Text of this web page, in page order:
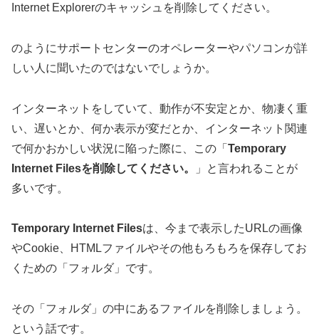
Internet Explorerのキャッシュを削除してください。
のようにサポートセンターのオペレーターやパソコンが詳
しい人に聞いたのではないでしょうか。
インターネットをしていて、動作が不安定とか、物凄く重
い、遅いとか、何か表示が変だとか、インターネット関連
で何かおかしい状況に陥った際に、この「 Temporary
Internet Filesを削除してください。
」と言われることが
多いです。
Temporary Internet Filesは、今まで表示したURLの画像
やCookie、HTMLファイルやその他もろもろを保存してお
くための「フォルダ」です。
その「フォルダ」の中にあるファイルを削除しましょう。
という話です。